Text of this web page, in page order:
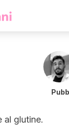
al glutine.